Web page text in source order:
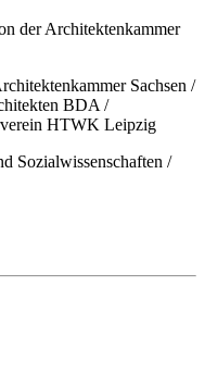
der Architektenkammer
Sachsen /
BDA /
HTWK Leipzig
Sozialwissenschaften /